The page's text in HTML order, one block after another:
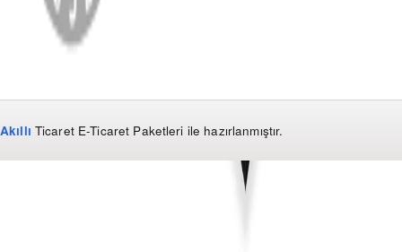
Akıllı Ticaret E-Ticaret Paketleri ile hazırlanmıştır.